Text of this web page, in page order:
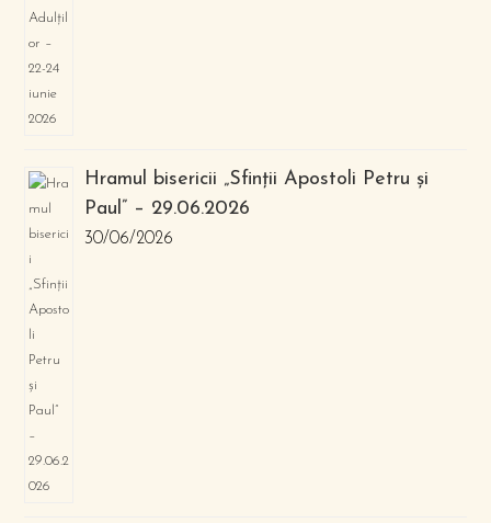
Hramul bisericii „Sfinții Apostoli Petru și
Paul” – 29.06.2026
30/06/2026